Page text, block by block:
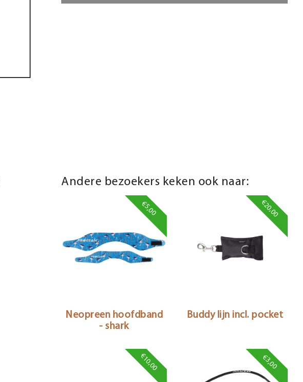
Andere bezoekers keken ook naar:
€5,00
Neopreen hoofdband
- shark
€20,00
Buddy lijn incl. pocket
€10,00 €3,00